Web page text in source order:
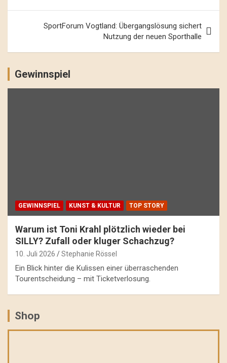
SportForum Vogtland: Übergangslösung sichert
Nutzung der neuen Sporthalle
Gewinnspiel
GEWINNSPIEL KUNST & KULTUR TOP STORY
Warum ist Toni Krahl plötzlich wieder bei
SILLY? Zufall oder kluger Schachzug?
10. Juli 2026 Stephanie Rössel
Ein Blick hinter die Kulissen einer überraschenden
Tourentscheidung – mit Ticketverlosung.
Shop